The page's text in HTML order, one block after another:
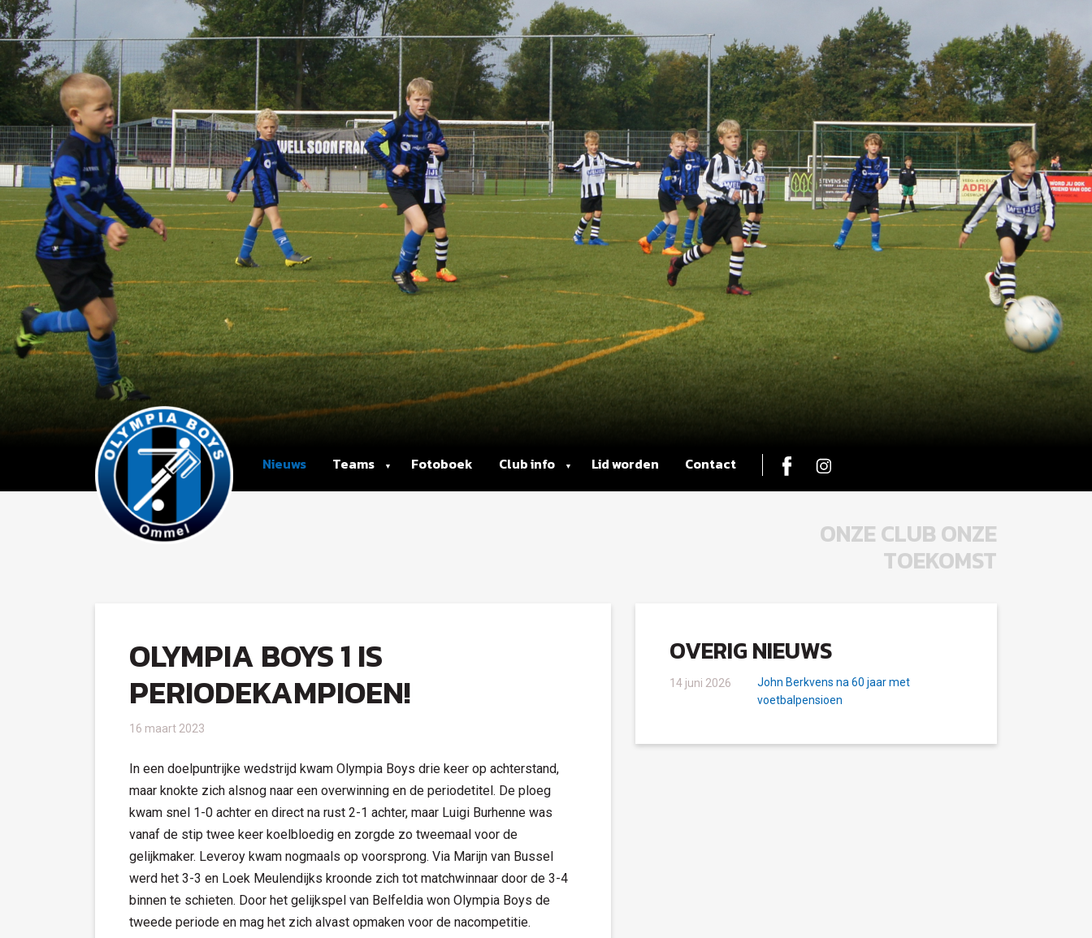
Nieuws Teams Fotoboek Club info Lid worden Contact
ONZE CLUB ONZE
TOEKOMST
OLYMPIA BOYS 1 IS
PERIODEKAMPIOEN!
16 maart 2023
In een doelpuntrijke wedstrijd kwam Olympia Boys drie keer op achterstand,
maar knokte zich alsnog naar een overwinning en de periodetitel. De ploeg
kwam snel 1-0 achter en direct na rust 2-1 achter, maar Luigi Burhenne was
vanaf de stip twee keer koelbloedig en zorgde zo tweemaal voor de
gelijkmaker. Leveroy kwam nogmaals op voorsprong. Via Marijn van Bussel
werd het 3-3 en Loek Meulendijks kroonde zich tot matchwinnaar door de 3-4
binnen te schieten. Door het gelijkspel van Belfeldia won Olympia Boys de
tweede periode en mag het zich alvast opmaken voor de nacompetitie.
OVERIG NIEUWS
14 juni 2026
John Berkvens na 60 jaar met
voetbalpensioen